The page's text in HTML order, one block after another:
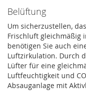
Belüftung
Um sicherzustellen,
Frischluft gleichmäßig
benötigen Sie auch
Luftzirkulation. Durch
Lüfter für eine
Luftfeuchtigkeit und
Absauganlage mit